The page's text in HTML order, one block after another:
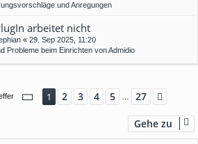
und Anregungen
arbeitet nicht
« 29. Sep 2025, 11:20
Probleme beim Einrichten von Admidio
Seite 1 von 27
1 2 3 4 5 27
Gehe zu